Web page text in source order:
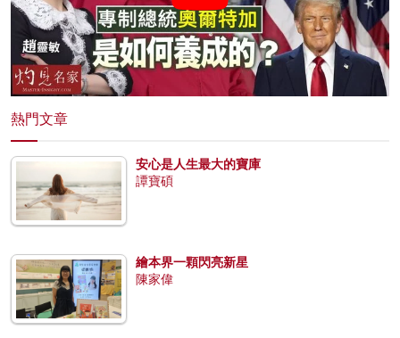
熱門文章
安心是人生最大的寶庫
譚寶碩
繪本界一顆閃亮新星
陳家偉